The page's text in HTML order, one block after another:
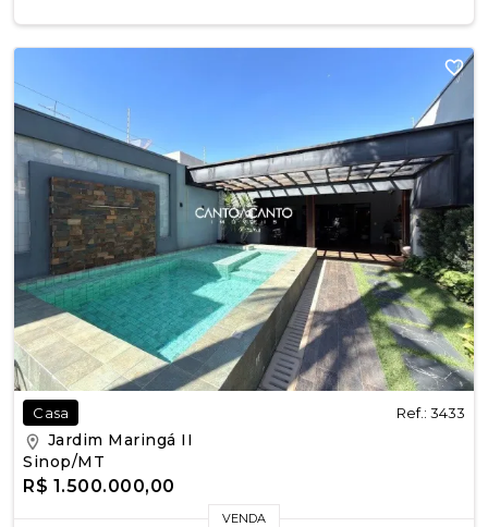
Casa Ref.: 3433
Jardim Maringá II
Sinop/MT
R$ 1.500.000,00
VENDA